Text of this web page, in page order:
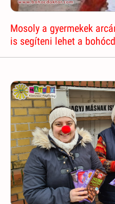
Mosoly a gyermekek
is segíteni lehet a